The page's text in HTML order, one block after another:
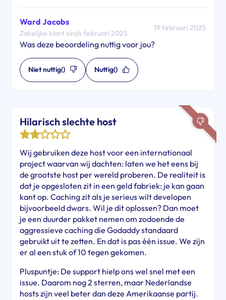
Ward Jacobs
Zakelijke klant sinds februari 2025
19 februari 2025
Was deze beoordeling nuttig voor jou?
Niet nuttig() Nuttig()
Hilarisch slechte host
Wij gebruiken deze host voor een internationaal
project waarvan wij dachten: laten we het eens bij
de grootste host per wereld proberen. De realiteit is
dat je opgesloten zit in een geld fabriek: je kan gaan
kant op. Caching zit als je serieus wilt developen
bijvoorbeeld dwars. Wil je dit oplossen? Dan moet
je een duurder pakket nemen om zodoende de
aggressieve caching die Godaddy standaard
gebruikt uit te zetten. En dat is pas één issue. We zijn
er al een stuk of 10 tegen gekomen.
Pluspuntje: De support hielp ons wel snel met een
issue. Daarom nog 2 sterren, maar Nederlandse
hosts zijn veel beter dan deze Amerikaanse partij.